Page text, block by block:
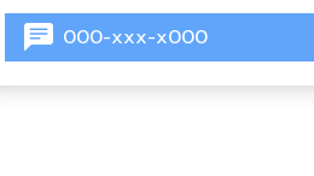
000-xxx-x000